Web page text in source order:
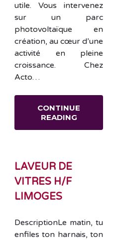
utile. Vous intervenez
sur un parc
photovoltaïque en
création, au cœur d’une
activité en pleine
croissance. Chez
Acto…
CONTINUE
READING
LAVEUR DE
VITRES H/F
LIMOGES
DescriptionLe matin, tu
enfiles ton harnais, ton